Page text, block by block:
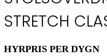
STRETCH
HYRPRIS PER DYGN